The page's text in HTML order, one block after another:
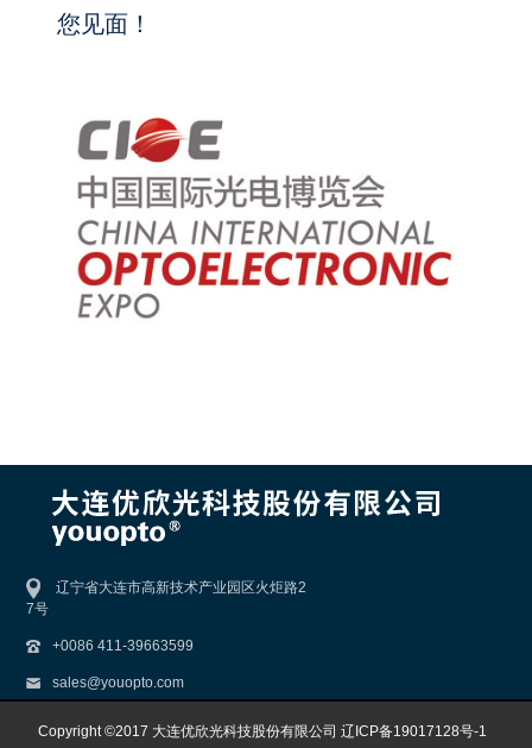
您见面！
辽宁省大连市高新技术产业园区火炬路2
7号
+0086 411-39663599
sales@youopto.com
Copyright ©2017 大连优欣光科技股份有限公司 辽ICP备19017128号-1